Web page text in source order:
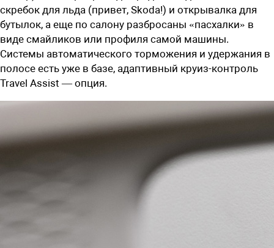
скребок для льда (привет, Skoda!) и открывалка для
бутылок, а еще по салону разбросаны «пасхалки» в
виде смайликов или профиля самой машины.
Системы автоматического торможения и удержания в
полосе есть уже в базе, адаптивный круиз-контроль
Travel Assist — опция.